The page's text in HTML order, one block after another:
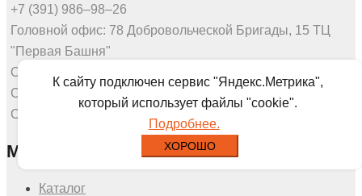
+7 (391) 986‒98‒26
Головной офис: 78 Добровольческой Бригады, 15 ТЦ
"Первая Башня"
Офис продаж: Калинина 53а, этаж 3, оф.307
Склад: Северное шоссе 7г
Склад: Калинина 175
Меню
Каталог
К сайту подключен сервис "Яндекс.Метрика",
который использует файлы "cookie".
Подробнее.
ХОРОШО